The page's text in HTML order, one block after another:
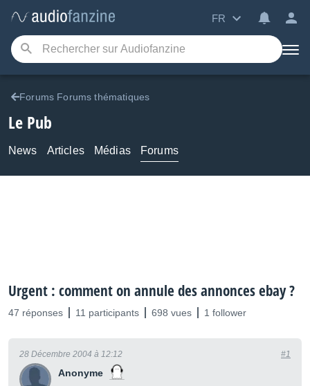
FR
Forums Forums thématiques
Le Pub
News Articles Médias Forums
Urgent : comment on annule des annonces ebay ?
47 réponses 11 participants 698 vues 1 follower
Anonyme
28 Décembre 2004 à 12:12 #1